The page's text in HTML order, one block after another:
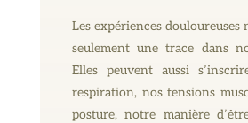
Les expériences douloureuses
seulement une trace dans
Elles peuvent aussi
respiration, nos tensions
posture, notre manière